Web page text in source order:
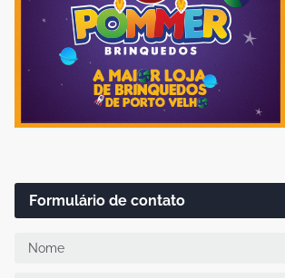
Formulário de contato